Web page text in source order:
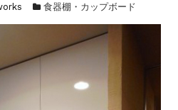
食器棚・カップボード